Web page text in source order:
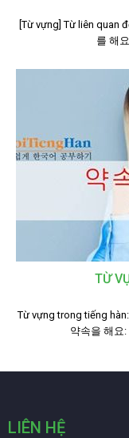
[Từ vựng] Từ liên quan
를 해
TỪ
Từ vựng trong tiếng
약속을 해요:
LIÊN HỆ